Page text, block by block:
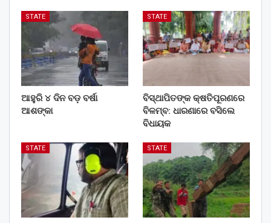
STATE
ଆହୁରି ୪ ଦିନ ବଡ଼ ବର୍ଷା
ଆଶଙ୍କା
STATE
ବିସ୍ଥାପିତଙ୍କ କ୍ଷତିପୂରଣରେ
ବିଳମ୍ବ: ଧାରଣାରେ ବସିଲେ
ବିଧାୟକ
STATE STATE